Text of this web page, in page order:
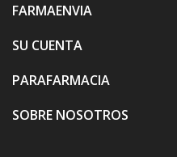
FARMAENVIA
SU CUENTA
PARAFARMACIA
SOBRE NOSOTROS